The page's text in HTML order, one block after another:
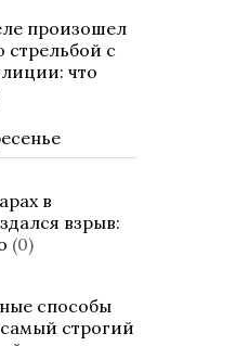
произошел
стрельбой с
что
в
взрыв:
(0)
способы
самый строгий